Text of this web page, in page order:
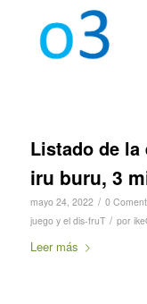
Listado de la
iru buru, 3
mayo 24, 2022 / 0
juego y el dis-fruT / por
Leer más